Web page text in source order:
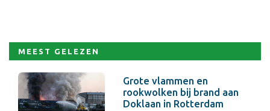
MEEST GELEZEN
Grote vlammen en
rookwolken bij brand aan
Doklaan in Rotterdam